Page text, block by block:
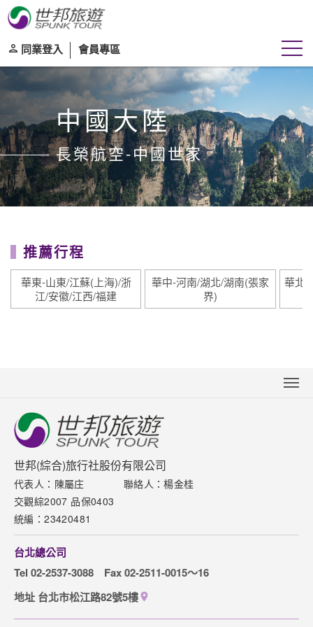
同業登入 會員專區
中國大陸
長榮航空-中國世家
推薦行程
華東-山東/江蘇(上海)/浙
江/安徽/江西/福建
華中-河南/湖北/湖南(張家
界)
華北-
關於世邦
新聞中心
聯絡我們
下載專區
網站導覽
取消訂單說明
隱私權保護政策
世邦(綜合)旅行社股份有限公司
代表人：陳屬庄
聯絡人：楊金桂
交觀綜2007 品保0403
統編：23420481
台北總公司
Tel 02-2537-3088
Fax 02-2511-0015～16
地址 台北市松江路82號5樓